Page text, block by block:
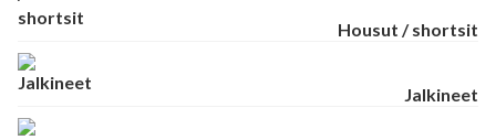
Housut / shortsit
Jalkineet